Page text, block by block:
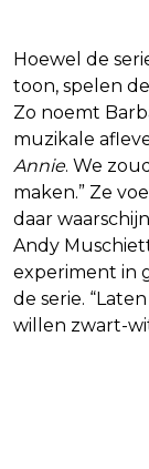
Hoewel de
toon, spelen
Zo noemt
muzikale
Annie. We
maken.” Ze
daar
Andy
experiment in
de serie.
willen zwart-